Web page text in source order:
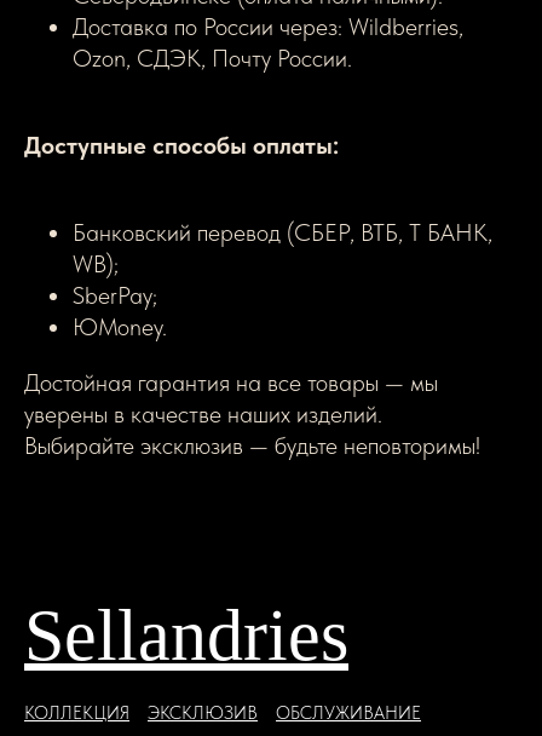
Доставка по России через: Wildberries,
Ozon, СДЭК, Почту России.
Доступные способы оплаты:
Банковский перевод (СБЕР, ВТБ, Т БАНК,
WB);
SberPay;
ЮMoney.
Достойная гарантия на все товары — мы
уверены в качестве наших изделий.
Выбирайте эксклюзив — будьте неповторимы!
Sellandries
КОЛЛЕКЦИЯ ЭКСКЛЮЗИВ ОБСЛУЖИВАНИЕ